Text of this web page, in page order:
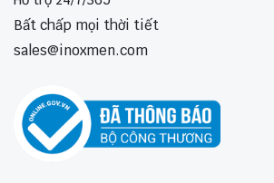
Bất chấp mọi thời tiết
sales@inoxmen.com